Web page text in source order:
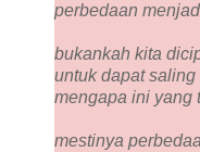
perbedaan
bukankah kita
untuk dapat
mengapa ini yang
mestinya